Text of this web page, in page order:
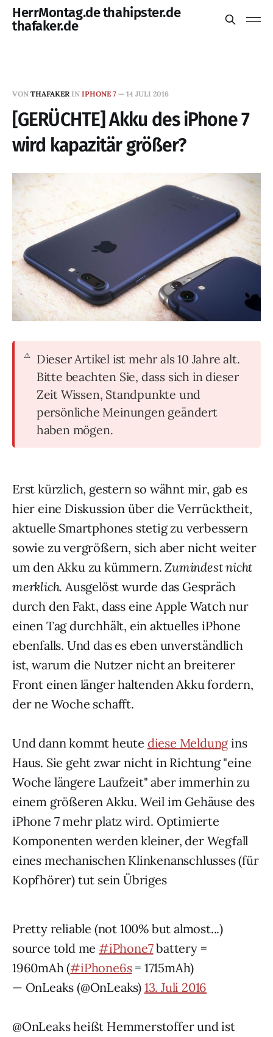
HerrMontag.de thahipster.de
thafaker.de
VON THAFAKER IN IPHONE 7 — 14 JULI 2016
[GERÜCHTE] Akku des iPhone 7
wird kapazitär größer?
Dieser Artikel ist mehr als 10 Jahre alt.
Bitte beachten Sie, dass sich in dieser
Zeit Wissen, Standpunkte und
persönliche Meinungen geändert
haben mögen.
Erst kürzlich, gestern so wähnt mir, gab es
hier eine Diskussion über die Verrücktheit,
aktuelle Smartphones stetig zu verbessern
sowie zu vergrößern, sich aber nicht weiter
um den Akku zu kümmern. Zumindest nicht
merklich. Ausgelöst wurde das Gespräch
durch den Fakt, dass eine Apple Watch nur
einen Tag durchhält, ein aktuelles iPhone
ebenfalls. Und das es eben unverständlich
ist, warum die Nutzer nicht an breiterer
Front einen länger haltenden Akku fordern,
der ne Woche schafft.
Und dann kommt heute diese Meldungins
Haus. Sie geht zwar nicht in Richtung "eine
Woche längere Laufzeit" aber immerhin zu
einem größeren Akku. Weil im Gehäuse des
iPhone 7 mehr platz wird. Optimierte
Komponenten werden kleiner, der Wegfall
eines mechanischen Klinkenanschlusses (für
Kopfhörer) tut sein Übriges
Pretty reliable (not 100% but almost...)
source told me#iPhone7battery =
1960mAh (#iPhone6s= 1715mAh)
— OnLeaks (@OnLeaks) 13. Juli 2016
@OnLeaks heißt Hemmerstoffer und ist